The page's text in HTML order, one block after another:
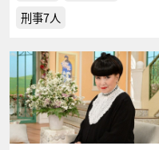
刑事7人